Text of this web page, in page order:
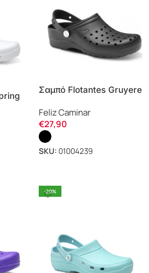
Σαμπό Flotantes Gruyere
Feliz Caminar
€27,90
SKU: 01004239
-20%